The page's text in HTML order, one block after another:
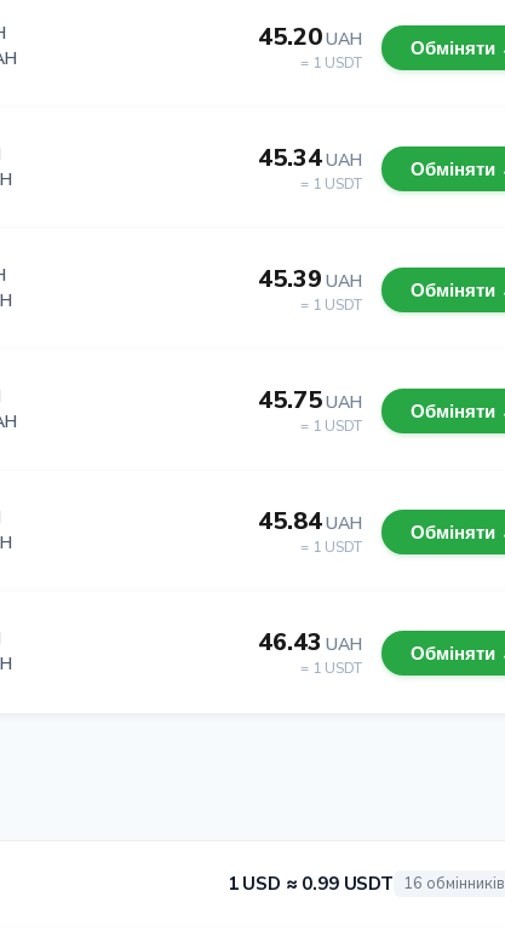
45.20UAH
= 1 USDT
Обміняти
45.34UAH
= 1 USDT
Обміняти
45.39 UAH
= 1 USDT
Обміняти
45.75UAH
= 1 USDT
Обміняти
45.84UAH
= 1 USDT
Обміняти
46.43 UAH
= 1 USDT
Обміняти
1 USD ≈ 0.99 USDT 16 обмінників